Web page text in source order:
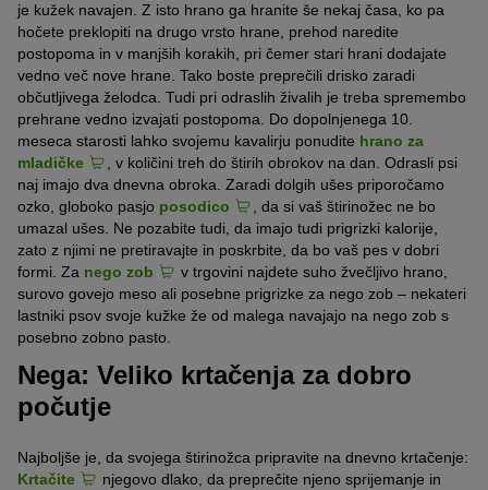
je kužek navajen. Z isto hrano ga hranite še nekaj časa, ko pa
hočete preklopiti na drugo vrsto hrane, prehod naredite
postopoma in v manjših korakih, pri čemer stari hrani dodajate
vedno več nove hrane. Tako boste preprečili drisko zaradi
občutljivega želodca. Tudi pri odraslih živalih je treba spremembo
prehrane vedno izvajati postopoma. Do dopolnjenega 10.
meseca starosti lahko svojemu kavalirju ponudite hrano za
mladičke
, v količini treh do štirih obrokov na dan. Odrasli psi
naj imajo dva dnevna obroka. Zaradi dolgih ušes priporočamo
ozko, globoko pasjo posodico
, da si vaš štirinožec ne bo
umazal ušes. Ne pozabite tudi, da imajo tudi prigrizki kalorije,
zato z njimi ne pretiravajte in poskrbite, da bo vaš pes v dobri
formi. Za nego zob
v trgovini najdete suho žvečljivo hrano,
surovo govejo meso ali posebne prigrizke za nego zob – nekateri
lastniki psov svoje kužke že od malega navajajo na nego zob s
posebno zobno pasto.
Nega: Veliko krtačenja za dobro
počutje
Najboljše je, da svojega štirinožca pripravite na dnevno krtačenje:
Krtačite
njegovo dlako, da preprečite njeno sprijemanje in